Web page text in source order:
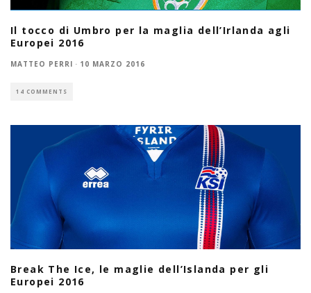
Il tocco di Umbro per la maglia dell’Irlanda agli
Europei 2016
MATTEO PERRI · 10 MARZO 2016
14 COMMENTS
Break The Ice, le maglie dell’Islanda per gli
Europei 2016